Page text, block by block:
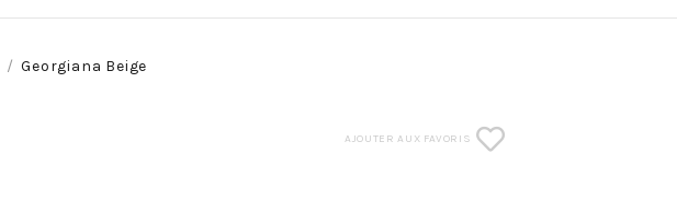
Georgiana Beige
AJOUTER AUX FAVORIS